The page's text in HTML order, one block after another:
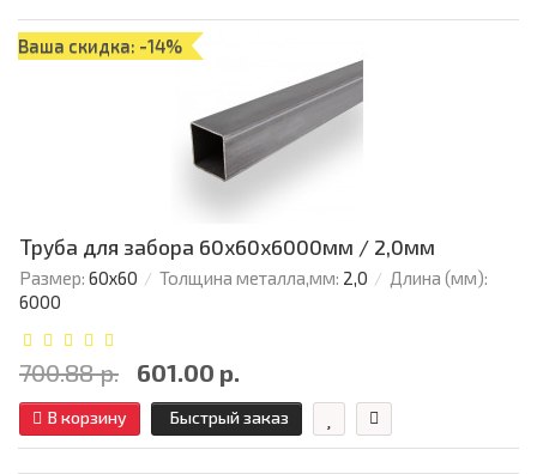
Ваша скидка: -14%
Труба для забора 60х60x6000мм / 2,0мм
Размер: 60х60 Толщина металла,мм: 2,0
Длина (мм):
6000
700.88 р. 601.00 р.
В корзину Быстрый заказ